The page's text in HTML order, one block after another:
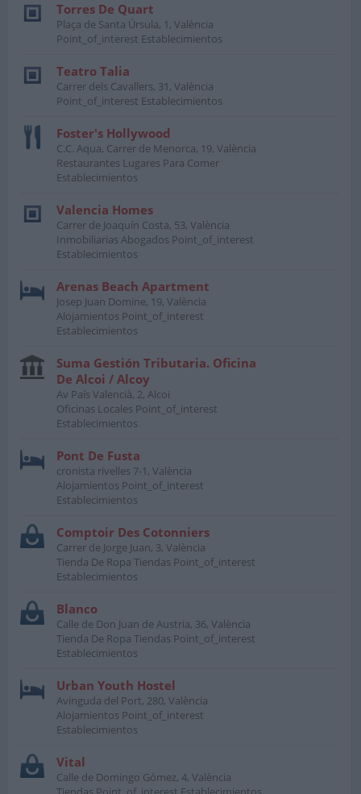
Torres De Quart
Plaça de Santa Úrsula, 1, València
Point_of_interest Establecimientos
Teatro Talia
Carrer dels Cavallers, 31, València
Point_of_interest Establecimientos
Foster's Hollywood
C.C. Aqua, Carrer de Menorca, 19, València
Restaurantes Lugares Para Comer
Establecimientos
Valencia Homes
Carrer de Joaquín Costa, 53, València
Inmobiliarias Abogados Point_of_interest
Establecimientos
Arenas Beach Apartment
Josep Juan Domine, 19, València
Alojamientos Point_of_interest
Establecimientos
Suma Gestión Tributaria. Oficina
De Alcoi / Alcoy
Av País Valencià, 2, Alcoi
Oficinas Locales Point_of_interest
Establecimientos
Pont De Fusta
cronista rivelles 7-1, València
Alojamientos Point_of_interest
Establecimientos
Comptoir Des Cotonniers
Carrer de Jorge Juan, 3, València
Tienda De Ropa Tiendas Point_of_interest
Establecimientos
Blanco
Calle de Don Juan de Austria, 36, València
Tienda De Ropa Tiendas Point_of_interest
Establecimientos
Urban Youth Hostel
Avinguda del Port, 280, València
Alojamientos Point_of_interest
Establecimientos
Vital
Calle de Domingo Gómez, 4, València